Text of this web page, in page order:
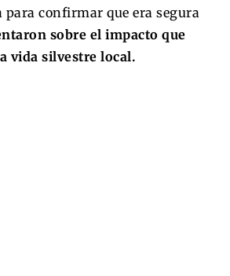
para confirmar que era segura
sobre el impacto que
vida silvestre local.